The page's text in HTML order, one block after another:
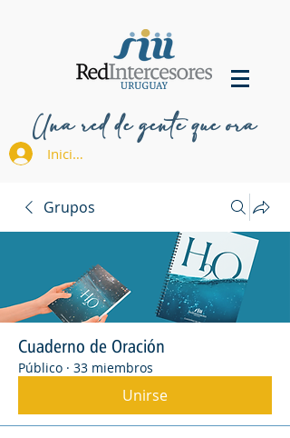
Una red de gente que ora
Iniciar sesión
Grupos
Cuaderno de Oración
Público · 33 miembros
Unirse